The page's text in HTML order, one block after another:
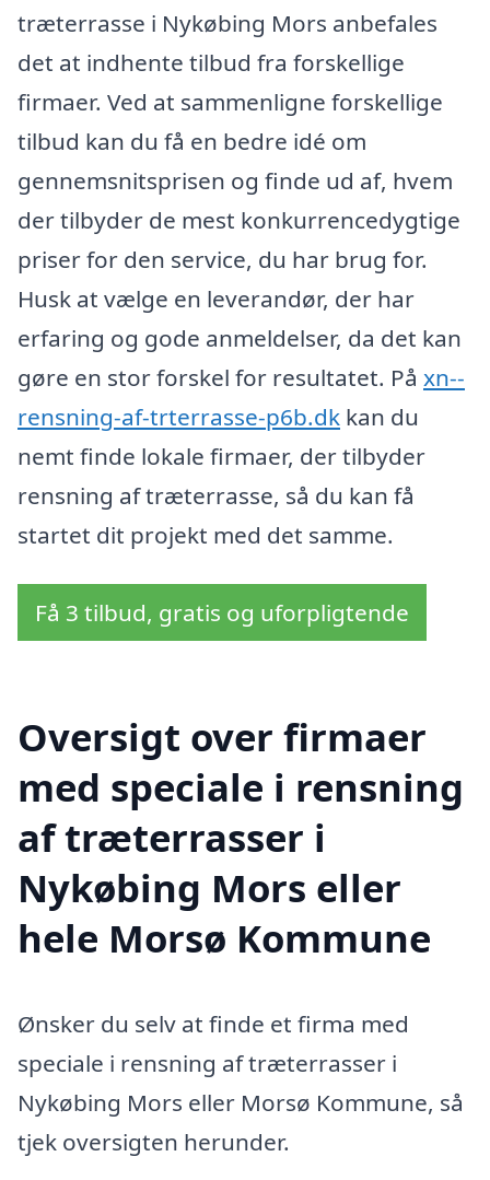
træterrasse i Nykøbing Mors anbefales
det at indhente tilbud fra forskellige
firmaer. Ved at sammenligne forskellige
tilbud kan du få en bedre idé om
gennemsnitsprisen og finde ud af, hvem
der tilbyder de mest konkurrencedygtige
priser for den service, du har brug for.
Husk at vælge en leverandør, der har
erfaring og gode anmeldelser, da det kan
gøre en stor forskel for resultatet. På xn--
rensning-af-trterrasse-p6b.dk kan du
nemt finde lokale firmaer, der tilbyder
rensning af træterrasse, så du kan få
startet dit projekt med det samme.
Få 3 tilbud, gratis og uforpligtende
Oversigt over firmaer
med speciale i rensning
af træterrasser i
Nykøbing Mors eller
hele Morsø Kommune
Ønsker du selv at finde et firma med
speciale i rensning af træterrasser i
Nykøbing Mors eller Morsø Kommune, så
tjek oversigten herunder.